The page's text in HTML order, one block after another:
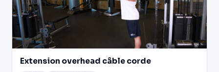
Extension overhead câble corde